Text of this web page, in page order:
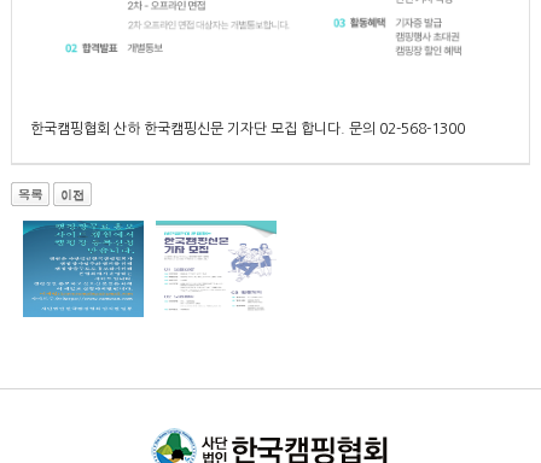
한국캠핑협회 산하 한국캠핑신문 기자단 모집 합니다. 문의 02-568-1300